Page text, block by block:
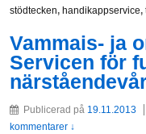
stödtecken, handikappservice,
Vammais- ja
Servicen för
Publicerad på 19.11.2013
kommentarer ↓